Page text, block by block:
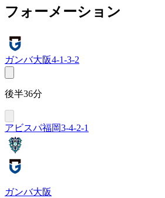
フォーメーション
ガンバ大阪4-1-3-2
後半36分
アビスパ福岡3-4-2-1
ガンバ大阪